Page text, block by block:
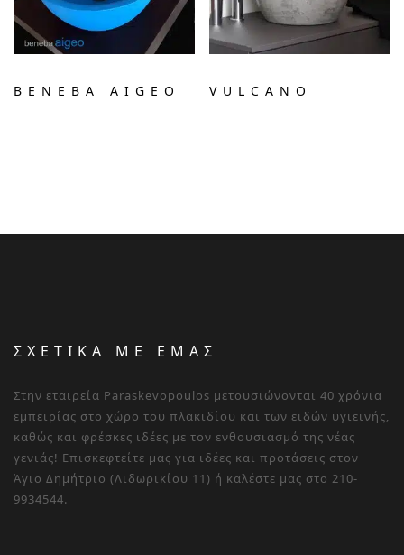
BENEBA AIGEO VULCANO
ΣΧΕΤΙΚΑ ΜΕ ΕΜΑΣ
Στην εταιρεία Paraskevopoulos μετουσιώνονται 40 χρόνια
εμπειρίας στο χώρο του πλακιδίου και των ειδών υγιεινής,
καθώς και φρέσκες ιδέες με τον ενθουσιασμό της νέας
γενιάς! Επισκεφτείτε μας για ιδέες και προτάσεις στον
Άγιο Δημήτριο (Λιδωρικίου 11) ή καλέστε μας στο 210-
9934544.